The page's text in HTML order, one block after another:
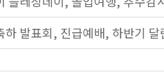
하 발표회, 진급예배, 하반기